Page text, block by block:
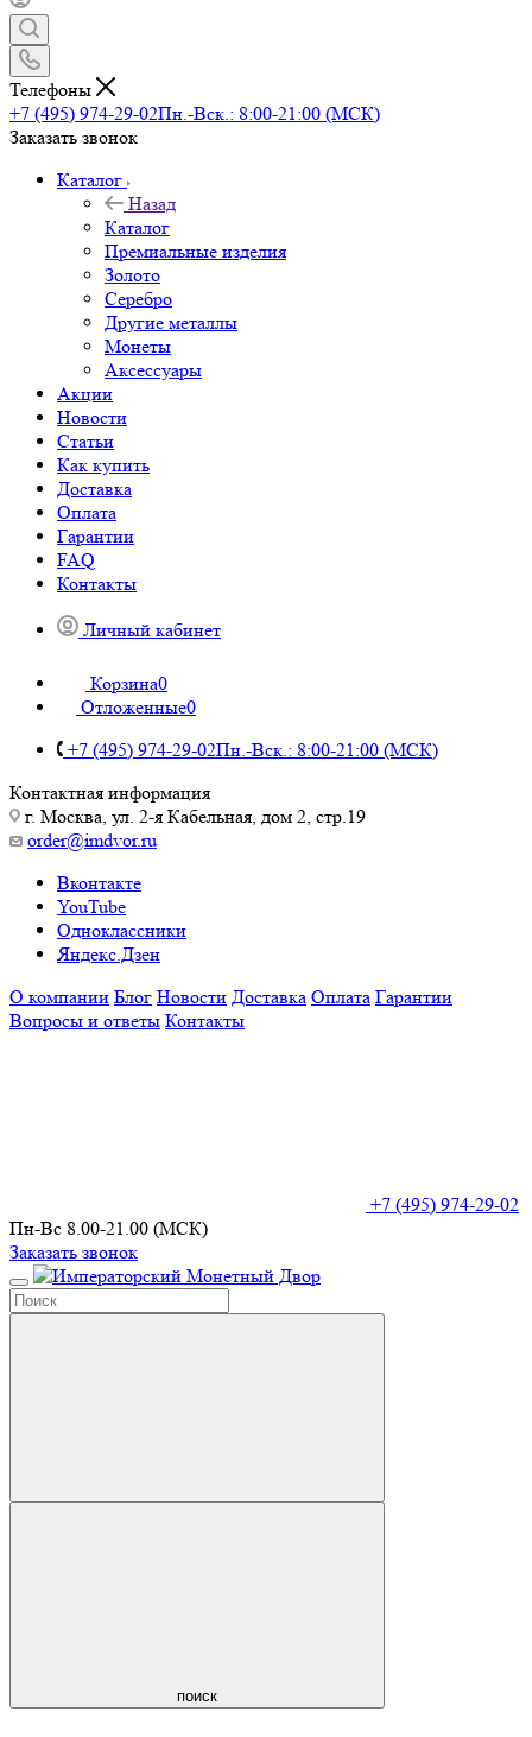
Телефоны
+7 (495) 974-29-02Пн.-Вск.: 8:00-21:00 (МСК)
Заказать звонок
Каталог
Назад
Каталог
Премиальные изделия
Золото
Серебро
Другие металлы
Монеты
Аксессуары
Акции
Новости
Статьи
Как купить
Доставка
Оплата
Гарантии
FAQ
Контакты
Личный кабинет
Корзина0
Отложенные0
+7 (495) 974-29-02Пн.-Вск.: 8:00-21:00 (МСК)
Контактная информация
г. Москва, ул. 2-я Кабельная, дом 2, стр.19
order@imdvor.ru
Вконтакте
YouTube
Одноклассники
Яндекс.Дзен
О компании Блог Новости Доставка Оплата Гарантии
Вопросы и ответы Контакты
+7 (495) 974-29-02
Пн-Вс 8.00-21.00 (МСК)
Заказать звонок
поиск